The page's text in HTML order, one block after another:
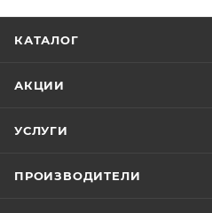
КАТАЛОГ
АКЦИИ
УСЛУГИ
ПРОИЗВОДИТЕЛИ